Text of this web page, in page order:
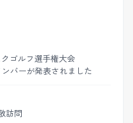
ゴルフ選手権大会
バーが発表されました
訪問